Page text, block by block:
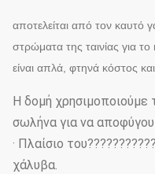
αποτελείται από τον καυτό
στρώματα της ταινίας για
είναι απλά, φτηνά κόστος
Η δομή χρησιμοποιούμε
σωλήνα για να
· Πλαίσιο
χάλυβα.